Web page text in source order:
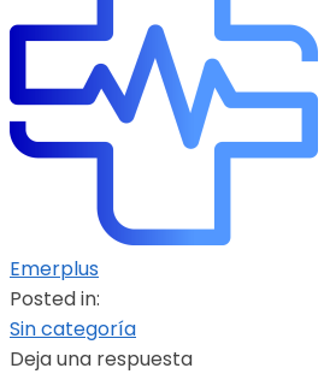
Emerplus
Posted in:
Sin categoría
Deja una respuesta